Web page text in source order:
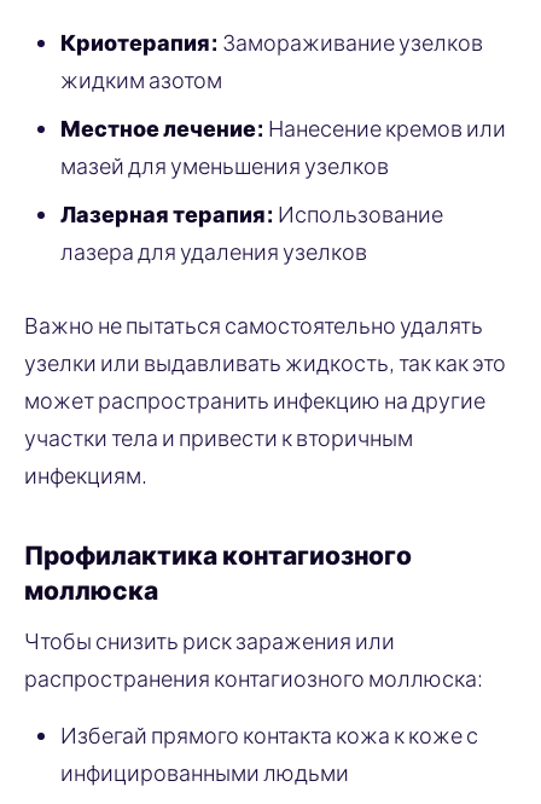
Криотерапия: Замораживание узелков
жидким азотом
Местное лечение: Нанесение кремов или
мазей для уменьшения узелков
Лазерная терапия: Использование
лазера для удаления узелков
Важно не пытаться самостоятельно удалять
узелки или выдавливать жидкость, так как это
может распространить инфекцию на другие
участки тела и привести к вторичным
инфекциям.
Профилактика контагиозного
моллюска
Чтобы снизить риск заражения или
распространения контагиозного моллюска:
Избегай прямого контакта кожа к коже с
инфицированными людьми